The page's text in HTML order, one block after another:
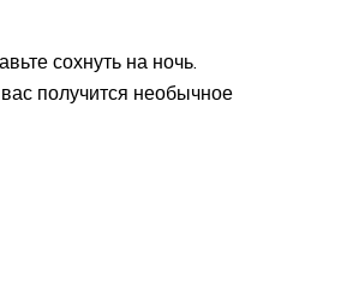
сохнуть на ночь.
получится необычное